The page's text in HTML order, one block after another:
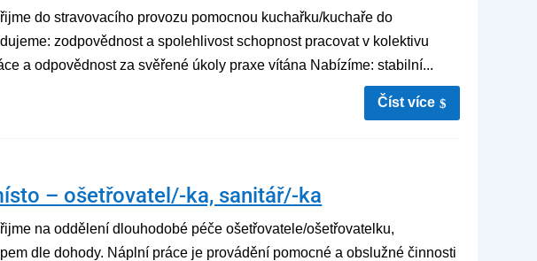
do stravovacího provozu pomocnou kuchařku/kuchaře do
zodpovědnost a spolehlivost schopnost pracovat v kolektivu
a odpovědnost za svěřené úkoly praxe vítána Nabízíme: stabilní...
číst více
– ošetřovatel/-ka, sanitář/-ka
na oddělení dlouhodobé péče ošetřovatele/ošetřovatelku,
dle dohody. Náplní práce je provádění pomocné a obslužné činnosti